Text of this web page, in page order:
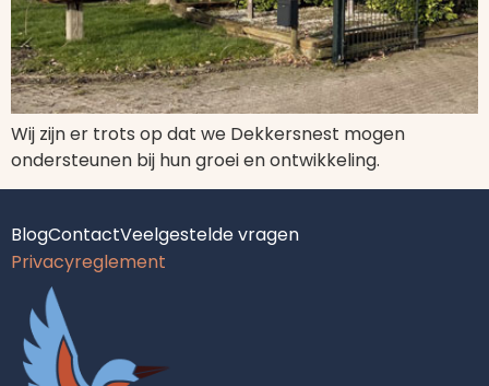
Wij zijn er trots op dat we Dekkersnest mogen
ondersteunen bij hun groei en ontwikkeling.
BlogContactVeelgestelde vragen
Privacyreglement